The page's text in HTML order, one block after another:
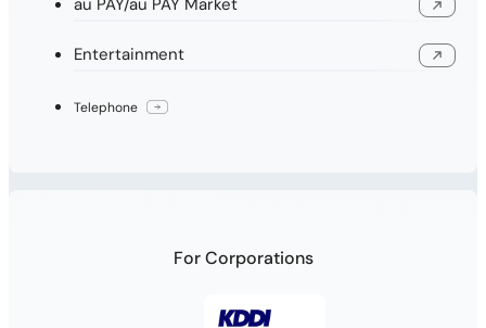
au PAY/au PAY Market
Open in a new window
Entertainment
Open in a new window
Telephone
For Corporations